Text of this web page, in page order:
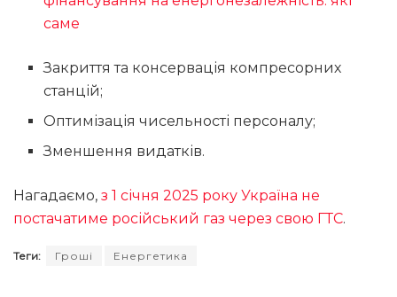
саме
Закриття та консервація компресорних
станцій;
Оптимізація чисельності персоналу;
Зменшення видатків.
Нагадаємо, з 1 січня 2025 року Україна не
постачатиме російський газ через свою ГТС.
Теги: Гроші Енергетика